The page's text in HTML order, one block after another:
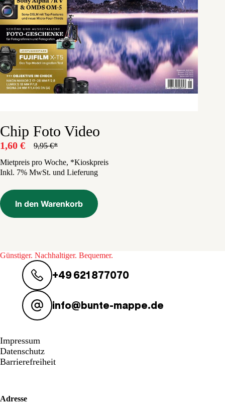
Chip Foto Video
9,95€
Ursprünglicher
Preis
war:
1,60 €
Aktueller
Preis
ist:
Mietpreis pro Woche, *Kioskpreis
Inkl. 7% MwSt. und Lieferung
In den Warenkorb
Günstiger. Nachhaltiger. Bequemer.
+49 621 877070
info@bunte-mappe.de
Impressum
Datenschutz
Barrierefreiheit
Adresse